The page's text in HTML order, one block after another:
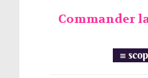
Commander